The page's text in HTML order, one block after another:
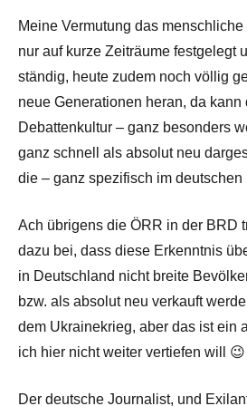
Meine Vermutung das
nur auf kurze Zeiträume festgelegt
ständig, heute zudem noch völlig
neue Generationen heran, da
Debattenkultur – ganz besonders
ganz schnell als absolut neu
die – ganz spezifisch im deutschen
Ach übrigens die ÖRR in der BRD
dazu bei, dass diese Erkenntnis
in Deutschland nicht breite
bzw. als absolut neu verkauft
dem Ukrainekrieg, aber das ist ein
ich hier nicht weiter vertiefen will 😉
Der deutsche Journalist, und